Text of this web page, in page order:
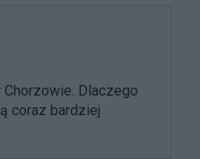
Dlaczego
coraz bardziej